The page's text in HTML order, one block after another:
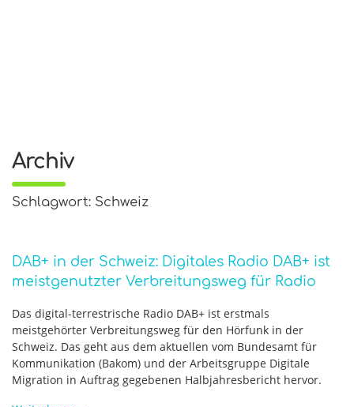
Archiv
Schlagwort: Schweiz
DAB+ in der Schweiz: Digitales Radio DAB+ ist
meistgenutzter Verbreitungsweg für Radio
Das digital-terrestrische Radio DAB+ ist erstmals
meistgehörter Verbreitungsweg für den Hörfunk in der
Schweiz. Das geht aus dem aktuellen vom Bundesamt für
Kommunikation (Bakom) und der Arbeitsgruppe Digitale
Migration in Auftrag gegebenen Halbjahresbericht hervor.